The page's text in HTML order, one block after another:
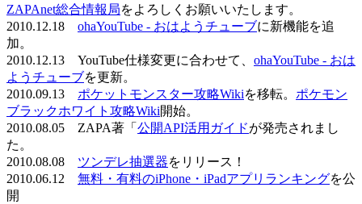
ZAPAnet総合情報局をよろしくお願いいたします。
2010.12.18 ohaYouTube - おはようチューブに新機能を追
加。
2010.12.13 YouTube仕様変更に合わせて、 ohaYouTube - おは
ようチューブを更新。
2010.09.13 ポケットモンスター攻略Wikiを移転。 ポケモン
ブラックホワイト攻略Wiki開始。
2010.08.05 ZAPA著「 公開API活用ガイドが発売されまし
た。
2010.08.08 ツンデレ抽選器をリリース！
2010.06.12 無料・有料のiPhone・iPadアプリランキングを公
開